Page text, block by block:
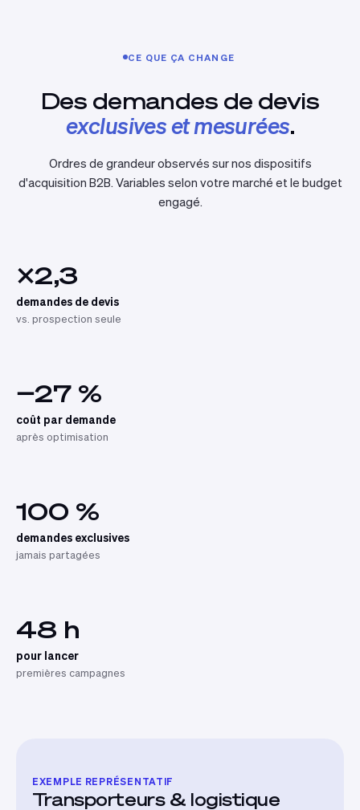
CE QUE ÇA CHANGE
Des demandes de devis
exclusives et mesurées.
Ordres de grandeur observés sur nos dispositifs
d'acquisition B2B. Variables selon votre marché et le budget
engagé.
×2,3
demandes de devis
vs. prospection seule
−27 %
coût par demande
après optimisation
100 %
demandes exclusives
jamais partagées
48 h
pour lancer
premières campagnes
EXEMPLE REPRÉSENTATIF
Transporteurs & logistique